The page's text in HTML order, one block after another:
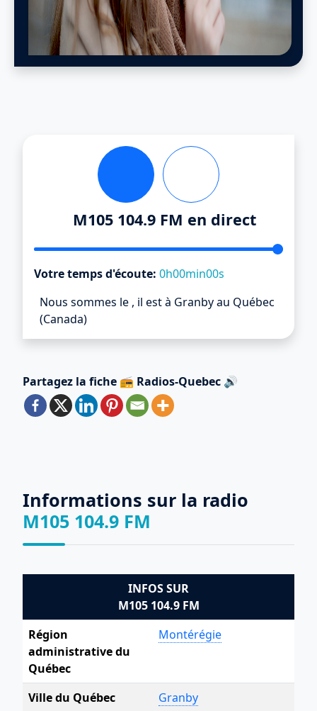
M105 104.9 FM en direct
Votre temps d'écoute: 0h00min00s
Nous sommes le , il està Granby au Québec
(Canada)
Partagez la fiche 📻 Radios-Quebec 🔊
Informations sur la radio
M105 104.9 FM
INFOS SUR
M105 104.9 FM
Région
administrative du
Québec
Montérégie
Ville du Québec Granby